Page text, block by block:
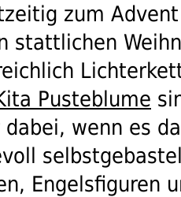
zum
stattlichen
Pusteblume
dabei, wenn es
Engelsfiguren